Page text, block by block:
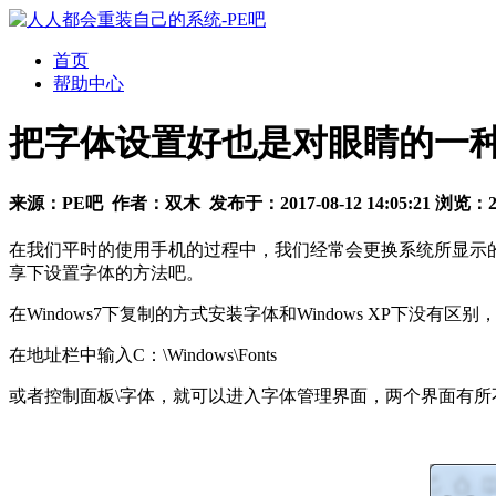
首页
帮助中心
把字体设置好也是对眼睛的一
来源： PE吧作者： 双木发布于： 2017-08-12 14:05:21 浏览：
在我们平时的使用手机的过程中，我们经常会更换系统所显
享下设置字体的方法吧。
在Windows7下复制的方式安装字体和Windows XP下没有区
在地址栏中输入C：\Windows\Fonts
或者控制面板\字体，就可以进入字体管理界面，两个界面有